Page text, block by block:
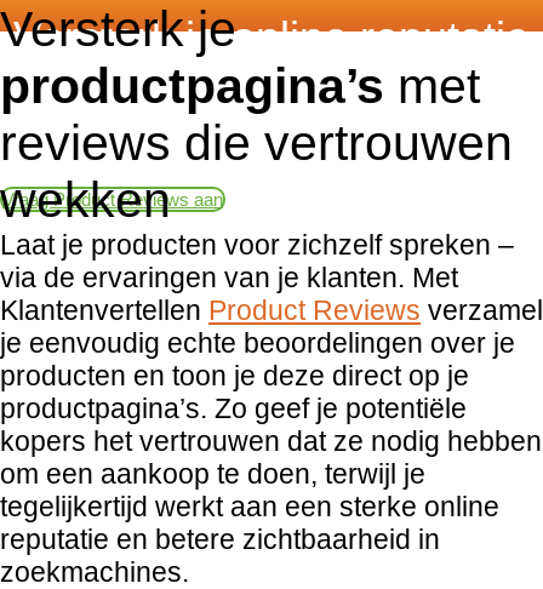
Versterk je online reputatie
met
Product Reviews
Vraag Product Reviews aan
Versterk je
productpagina’s met
reviews die vertrouwen
wekken
Laat je producten voor zichzelf spreken –
via de ervaringen van je klanten. Met
Klantenvertellen Product Reviews verzamel
je eenvoudig echte beoordelingen over je
producten en toon je deze direct op je
productpagina’s. Zo geef je potentiële
kopers het vertrouwen dat ze nodig hebben
om een aankoop te doen, terwijl je
tegelijkertijd werkt aan een sterke online
reputatie en betere zichtbaarheid in
zoekmachines.